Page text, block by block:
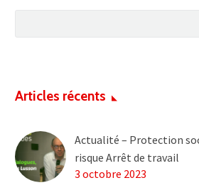
Articles récents
Actualité – Protection
risque Arrêt de travail
3 octobre 2023